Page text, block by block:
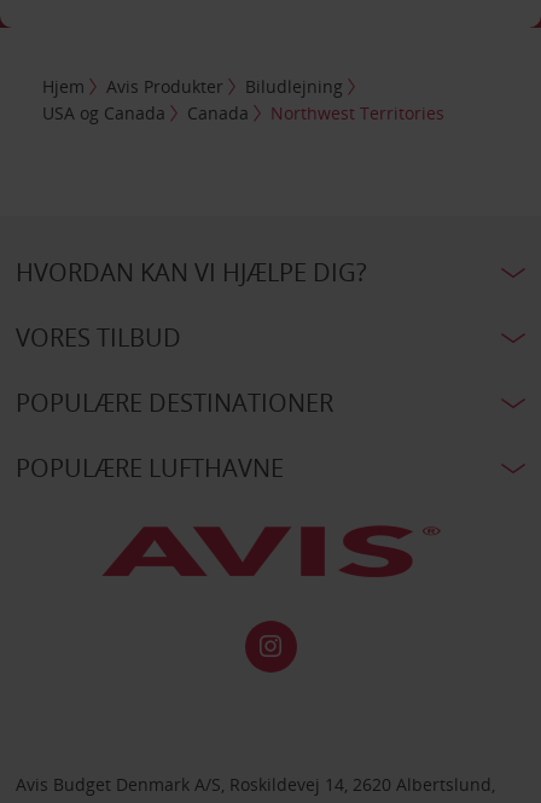
Hjem Avis Produkter
Biludlejning
USA og Canada
Canada Northwest Territories
HVORDAN KAN VI HJÆLPE DIG?
VORES TILBUD
POPULÆRE DESTINATIONER
POPULÆRE LUFTHAVNE
Avis Budget Denmark A/S, Roskildevej 14, 2620 Albertslund,